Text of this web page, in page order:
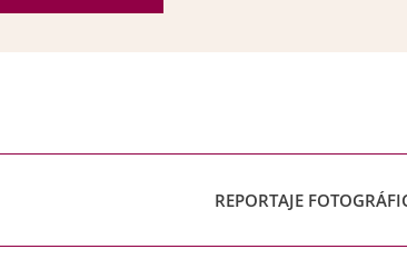
REPORTAJE